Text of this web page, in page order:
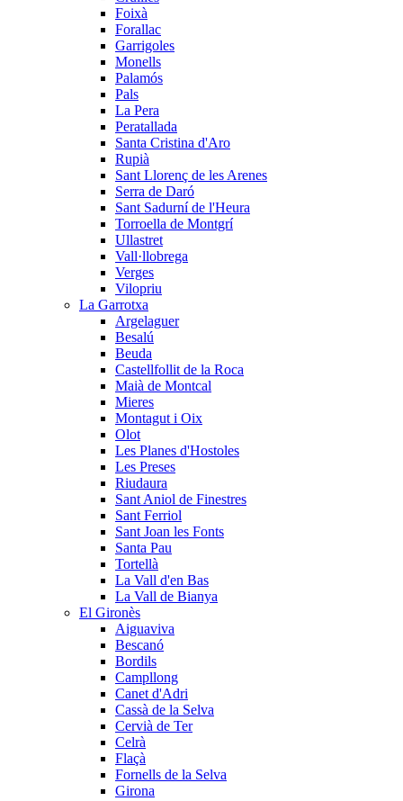
Foixà
Forallac
Garrigoles
Monells
Palamós
Pals
La Pera
Peratallada
Santa Cristina d'Aro
Rupià
Sant Llorenç de les Arenes
Serra de Daró
Sant Sadurní de l'Heura
Torroella de Montgrí
Ullastret
Vall·llobrega
Verges
Vilopriu
La Garrotxa
Argelaguer
Besalú
Beuda
Castellfollit de la Roca
Maià de Montcal
Mieres
Montagut i Oix
Olot
Les Planes d'Hostoles
Les Preses
Riudaura
Sant Aniol de Finestres
Sant Ferriol
Sant Joan les Fonts
Santa Pau
Tortellà
La Vall d'en Bas
La Vall de Bianya
El Gironès
Aiguaviva
Bescanó
Bordils
Campllong
Canet d'Adri
Cassà de la Selva
Cervià de Ter
Celrà
Flaçà
Fornells de la Selva
Girona